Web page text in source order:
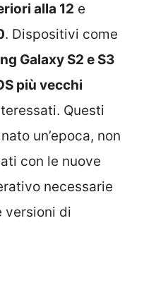
alla 12 e
. Dispositivi come
Galaxy S2 e S3
più vecchi
Questi
un’epoca, non
con le nuove
necessarie
versioni di